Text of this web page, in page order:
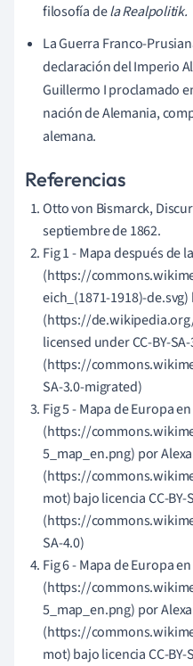
filosofía dela Realpolitik.
La Guerra Franco-
declaración del Imperio
Guillermo I proclamado
nación de Alemania,
alemana.
Referencias
Otto von Bismarck,
septiembre de 1862.
Fig 1 - Mapa después de
(https://
eich_(1871-1918)-
(https://
licensed under CC-BY-
(https://
SA-3.0-migrated)
Fig 5 - Mapa de Europa
(https://
5_map_en.png) por
(https://
mot) bajo licencia CC-BY-
(https://
SA-4.0)
Fig 6 - Mapa de Europa
(https://
5_map_en.png) por
(https://
mot) bajo licencia CC-BY-